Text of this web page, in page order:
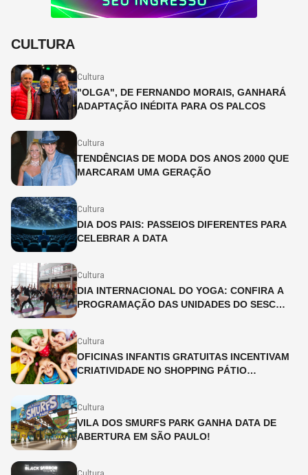
CULTURA
Cultura
"OLGA", DE FERNANDO MORAIS, GANHARÁ
ADAPTAÇÃO INÉDITA PARA OS PALCOS
Cultura
TENDÊNCIAS DE MODA DOS ANOS 2000 QUE
MARCARAM UMA GERAÇÃO
Cultura
DIA DOS PAIS: PASSEIOS DIFERENTES PARA
CELEBRAR A DATA
Cultura
DIA INTERNACIONAL DO YOGA: CONFIRA A
PROGRAMAÇÃO DAS UNIDADES DO SESC
Cultura
OFICINAS INFANTIS GRATUITAS INCENTIVAM
CRIATIVIDADE NO SHOPPING PÁTIO
Cultura
VILA DOS SMURFS PARK GANHA DATA DE
ABERTURA EM SÃO PAULO!